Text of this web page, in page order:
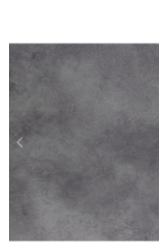
Poprzedni
keyboard_arrow_left